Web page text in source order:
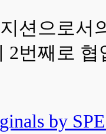
션으로서
2번째로
by